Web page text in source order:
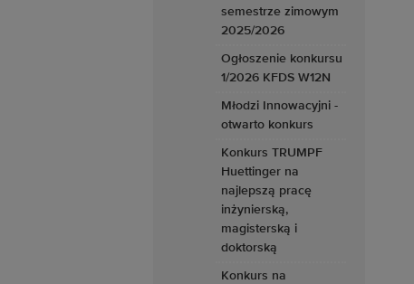
semestrze zimowym
2025/2026
Ogłoszenie konkursu
1/2026 KFDS W12N
Młodzi Innowacyjni -
otwarto konkurs
Konkurs TRUMPF
Huettinger na
najlepszą pracę
inżynierską,
magisterską i
doktorską
Konkurs na